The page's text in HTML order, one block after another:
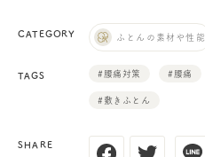
CATEGORY ふとんの素材や性能
TAGS #腰痛対策 #腰痛
#敷きふとん
SHARE